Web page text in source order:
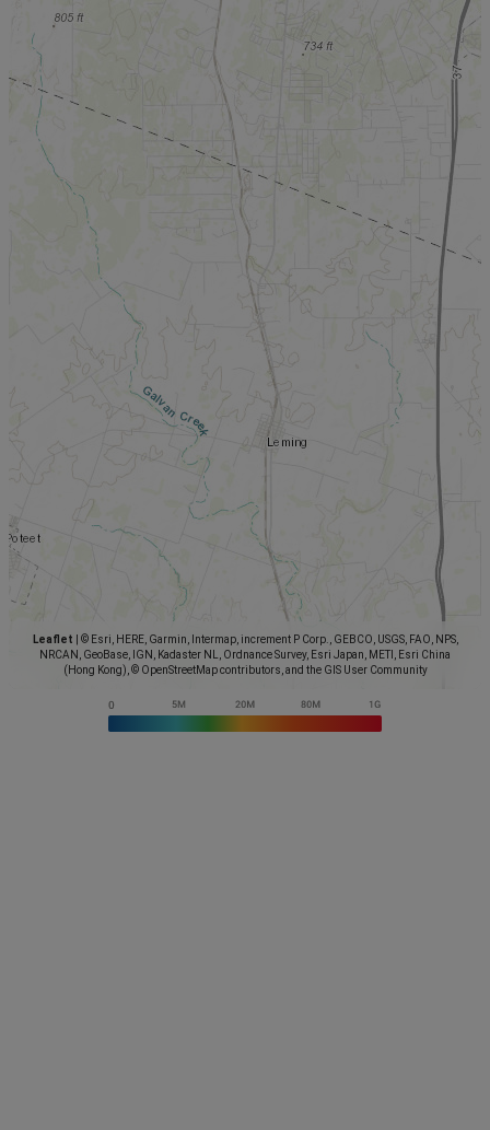
Leaflet
© Esri, HERE, Garmin, Intermap, increment P Corp., GEBCO, USGS, FAO, NPS,
NRCAN, GeoBase, IGN, Kadaster NL, Ordnance Survey, Esri Japan, METI, Esri China
(Hong Kong), © OpenStreetMap contributors, and the GIS User Community